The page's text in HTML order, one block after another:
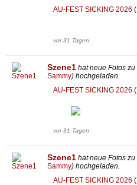
AU-FEST SICKING 2026
vor 31 Tagen
Szene1 hat neue Fotos zu
Sammy) hochgeladen.
AU-FEST SICKING 2026
vor 31 Tagen
Szene1 hat neue Fotos zu
Sammy) hochgeladen.
AU-FEST SICKING 2026